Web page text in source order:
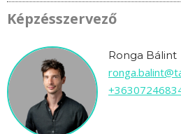
Képzésszervező
Ronga Bálint